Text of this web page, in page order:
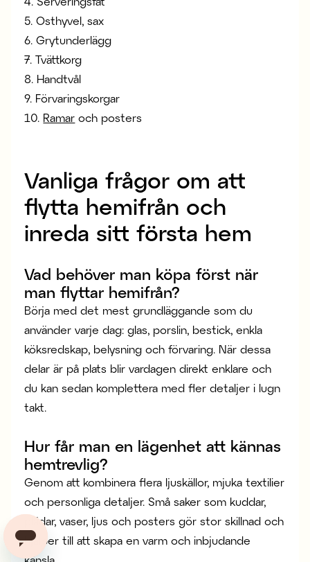
5. Osthyvel, sax
6. Grytunderlägg
7. Tvättkorg
8. Handtvål
9. Förvaringskorgar
10. Ramar och posters
Vanliga frågor om att
flytta hemifrån och
inreda sitt första hem
Vad behöver man köpa först när
man flyttar hemifrån?
Börja med det mest grundläggande som du
använder varje dag: glas, porslin, bestick, enkla
köksredskap, belysning och förvaring. När dessa
delar är på plats blir vardagen direkt enklare och
du kan sedan komplettera med fler detaljer i lugn
takt.
Hur får man en lägenhet att kännas
hemtrevlig?
Genom att kombinera flera ljuskällor, mjuka textilier
och personliga detaljer. Små saker som kuddar,
plädar, vaser, ljus och posters gör stor skillnad och
hjälper till att skapa en varm och inbjudande